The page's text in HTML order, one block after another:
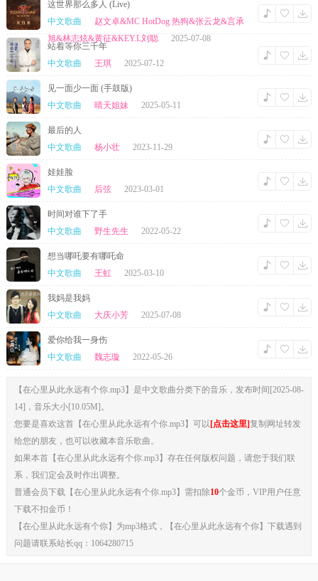
这世界那么多人 (Live)
中文歌曲
赵文卓&MC HotDog 热狗&张云龙&言承
旭&林志炫&黄征&KEY.L刘聪
2025-07-08
站着等你三千年
中文歌曲
王琪 2025-07-12
见一面少一面 (手鼓版)
中文歌曲
晴天姐妹 2025-05-11
最后的人
中文歌曲
杨小壮 2023-11-29
娃娃脸
中文歌曲
后弦 2023-03-01
时间对谁下了手
中文歌曲
野生先生 2022-05-22
想当哪吒要有哪吒命
中文歌曲
王虹 2025-03-10
我妈是我妈
中文歌曲
大庆小芳 2025-07-08
爱你给我一身伤
中文歌曲
魏志璇 2022-05-26
【在心里从此永远有个你.mp3】是中文歌曲分类下的音乐，发布时间[2025-08-
14]，音乐大小[10.05M]。
您要是喜欢这首【在心里从此永远有个你.mp3】可以 [点击这里]复制网址转发
给您的朋友，也可以收藏本音乐歌曲。
如果本首【在心里从此永远有个你.mp3】存在任何版权问题，请您于我们联
系，我们定会及时作出调整。
普通会员下载【在心里从此永远有个你.mp3】需扣除10个金币，VIP用户任意
下载不扣金币！
【在心里从此永远有个你】为mp3格式，【在心里从此永远有个你】下载遇到
问题请联系站长qq：1064280715